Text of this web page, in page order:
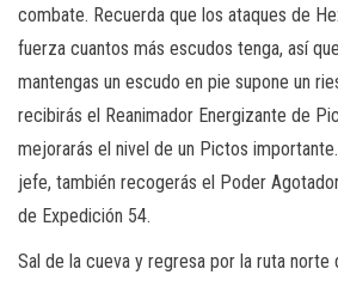
combate. Recuerda que los ataques de
fuerza cuantos más escudos tenga, así
mantengas un escudo en pie supone un
recibirás el Reanimador Energizante de
mejorarás el nivel de un Pictos
jefe, también recogerás el Poder
de Expedición 54.
Sal de la cueva y regresa por la ruta norte